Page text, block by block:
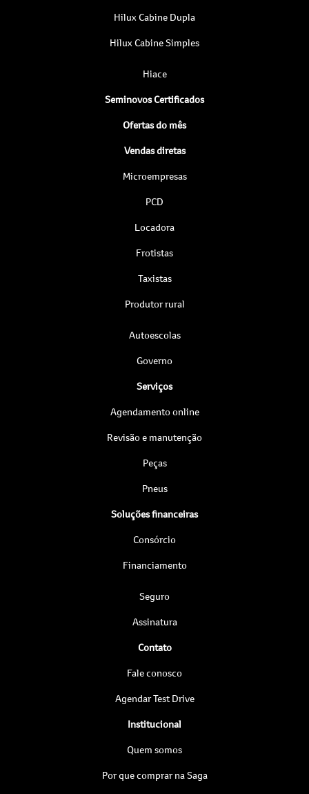
Hilux Cabine Dupla
Hilux Cabine Simples
Hiace
Seminovos Certificados
Ofertas do mês
Vendas diretas
Microempresas
PCD
Locadora
Frotistas
Taxistas
Produtor rural
Autoescolas
Governo
Serviços
Agendamento online
Revisão e manutenção
Peças
Pneus
Soluções financeiras
Consórcio
Financiamento
Seguro
Assinatura
Contato
Fale conosco
Agendar Test Drive
Institucional
Quem somos
Por que comprar na Saga